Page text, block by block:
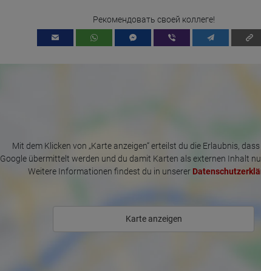
Where did the visitor go? Did he click on other pages of the
did he leave it completely?
How long did the visitor stay?
Рекомендовать своей коллеге!
Mit dem Klicken von „Karte anzeigen“ erteilst du die Erlaubnis,
Google übermittelt werden und du damit Karten als externen Inhalt
Weitere Informationen findest du in unserer
Karte anzeigen